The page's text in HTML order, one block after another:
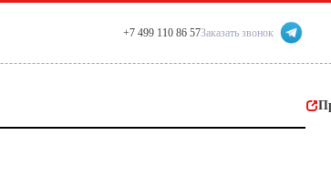
+7 499 110 86 57Заказать звонок